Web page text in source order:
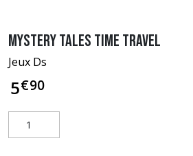
Mystery Tales Time Travel
Jeux Ds
5€90